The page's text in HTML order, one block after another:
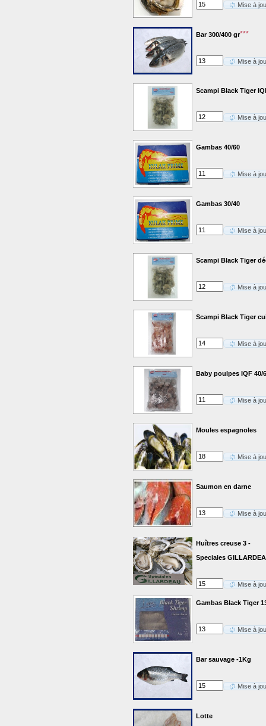
Mise à
Bar 300/400 gr***
Mise à
Scampi Black Tiger
Mise à
Gambas 40/60
Mise à
Gambas 30/40
Mise à
Scampi Black Tiger
Mise à
Scampi Black Tiger
Mise à
Baby poulpes IQF 40/
Mise à
Moules espagnoles
Mise à
Saumon en darne
Mise à
Huîtres creuse 3 -
Speciales
Mise à
Gambas Black Tiger
Mise à
Bar sauvage -1Kg
Mise à
Lotte